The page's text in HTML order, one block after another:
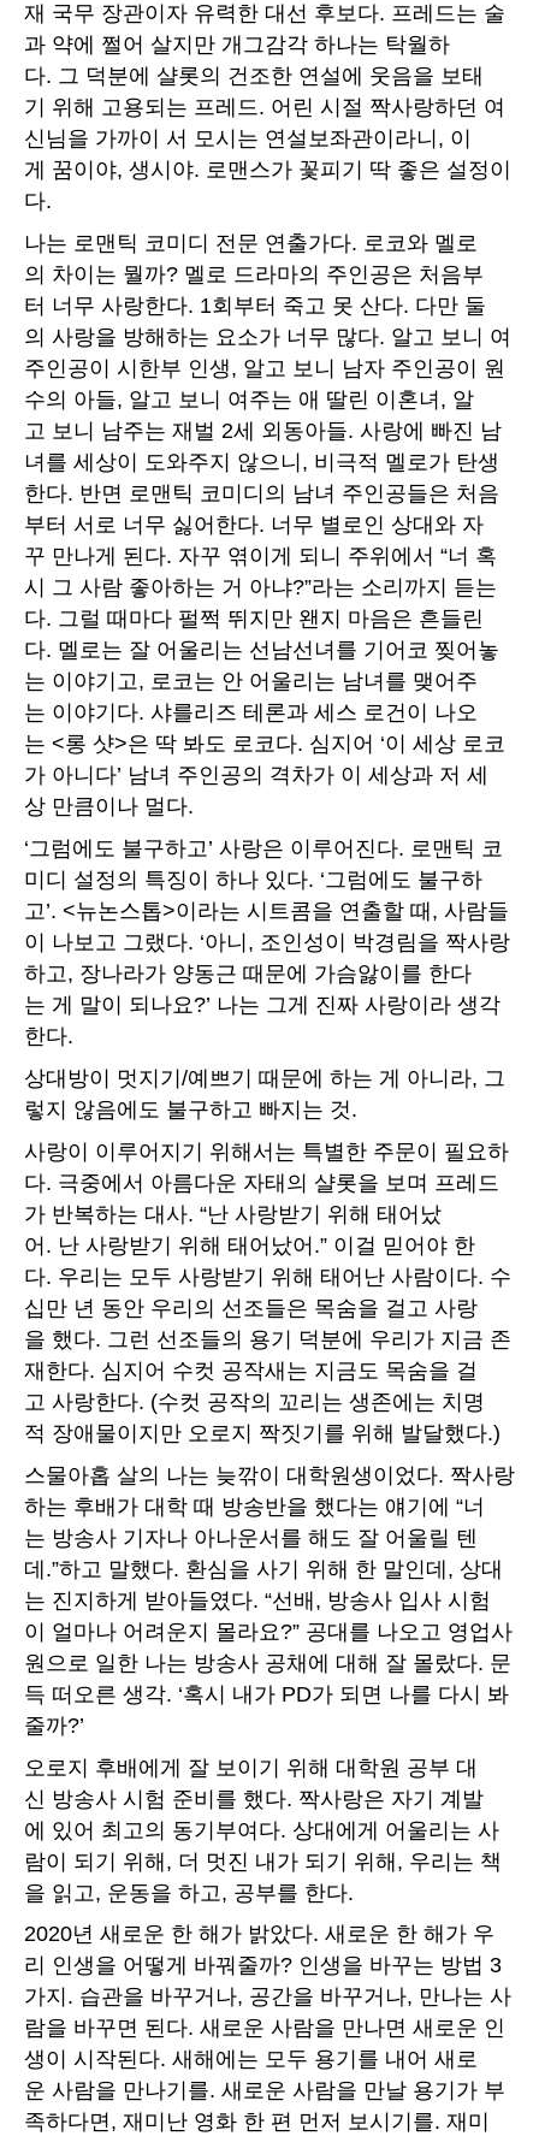
재 국무 장관이자 유력한 대선 후보다. 프레드는 술
과 약에 쩔어 살지만 개그감각 하나는 탁월하
다. 그 덕분에 샬롯의 건조한 연설에 웃음을 보태
기 위해 고용되는 프레드. 어린 시절 짝사랑하던 여
신님을 가까이 서 모시는 연설보좌관이라니, 이
게 꿈이야, 생시야. 로맨스가 꽃피기 딱 좋은 설정이
다.
나는 로맨틱 코미디 전문 연출가다. 로코와 멜로
의 차이는 뭘까? 멜로 드라마의 주인공은 처음부
터 너무 사랑한다. 1회부터 죽고 못 산다. 다만 둘
의 사랑을 방해하는 요소가 너무 많다. 알고 보니 여
주인공이 시한부 인생, 알고 보니 남자 주인공이 원
수의 아들, 알고 보니 여주는 애 딸린 이혼녀, 알
고 보니 남주는 재벌 2세 외동아들. 사랑에 빠진 남
녀를 세상이 도와주지 않으니, 비극적 멜로가 탄생
한다. 반면 로맨틱 코미디의 남녀 주인공들은 처음
부터 서로 너무 싫어한다. 너무 별로인 상대와 자
꾸 만나게 된다. 자꾸 엮이게 되니 주위에서 “너 혹
시 그 사람 좋아하는 거 아냐?”라는 소리까지 듣는
다. 그럴 때마다 펄쩍 뛰지만 왠지 마음은 흔들린
다. 멜로는 잘 어울리는 선남선녀를 기어코 찢어놓
는 이야기고, 로코는 안 어울리는 남녀를 맺어주
는 이야기다. 샤를리즈 테론과 세스 로건이 나오
는 <롱 샷>은 딱 봐도 로코다. 심지어 ‘이 세상 로코
가 아니다’ 남녀 주인공의 격차가 이 세상과 저 세
상 만큼이나 멀다.
‘그럼에도 불구하고’ 사랑은 이루어진다. 로맨틱 코
미디 설정의 특징이 하나 있다. ‘그럼에도 불구하
고’. <뉴논스톱>이라는 시트콤을 연출할 때, 사람들
이 나보고 그랬다. ‘아니, 조인성이 박경림을 짝사랑
하고, 장나라가 양동근 때문에 가슴앓이를 한다
는 게 말이 되나요?’ 나는 그게 진짜 사랑이라 생각
한다.
상대방이 멋지기/예쁘기 때문에 하는 게 아니라, 그
렇지 않음에도 불구하고 빠지는 것.
사랑이 이루어지기 위해서는 특별한 주문이 필요하
다. 극중에서 아름다운 자태의 샬롯을 보며 프레드
가 반복하는 대사. “난 사랑받기 위해 태어났
어. 난 사랑받기 위해 태어났어.” 이걸 믿어야 한
다. 우리는 모두 사랑받기 위해 태어난 사람이다. 수
십만 년 동안 우리의 선조들은 목숨을 걸고 사랑
을 했다. 그런 선조들의 용기 덕분에 우리가 지금 존
재한다. 심지어 수컷 공작새는 지금도 목숨을 걸
고 사랑한다. (수컷 공작의 꼬리는 생존에는 치명
적 장애물이지만 오로지 짝짓기를 위해 발달했다.)
스물아홉 살의 나는 늦깎이 대학원생이었다. 짝사랑
하는 후배가 대학 때 방송반을 했다는 얘기에 “너
는 방송사 기자나 아나운서를 해도 잘 어울릴 텐
데.”하고 말했다. 환심을 사기 위해 한 말인데, 상대
는 진지하게 받아들였다. “선배, 방송사 입사 시험
이 얼마나 어려운지 몰라요?” 공대를 나오고 영업사
원으로 일한 나는 방송사 공채에 대해 잘 몰랐다. 문
득 떠오른 생각. ‘혹시 내가 PD가 되면 나를 다시 봐
줄까?’
오로지 후배에게 잘 보이기 위해 대학원 공부 대
신 방송사 시험 준비를 했다. 짝사랑은 자기 계발
에 있어 최고의 동기부여다. 상대에게 어울리는 사
람이 되기 위해, 더 멋진 내가 되기 위해, 우리는 책
을 읽고, 운동을 하고, 공부를 한다.
2020년 새로운 한 해가 밝았다. 새로운 한 해가 우
리 인생을 어떻게 바꿔줄까? 인생을 바꾸는 방법 3
가지. 습관을 바꾸거나, 공간을 바꾸거나, 만나는 사
람을 바꾸면 된다. 새로운 사람을 만나면 새로운 인
생이 시작된다. 새해에는 모두 용기를 내어 새로
운 사람을 만나기를. 새로운 사람을 만날 용기가 부
족하다면, 재미난 영화 한 편 먼저 보시기를. 재미